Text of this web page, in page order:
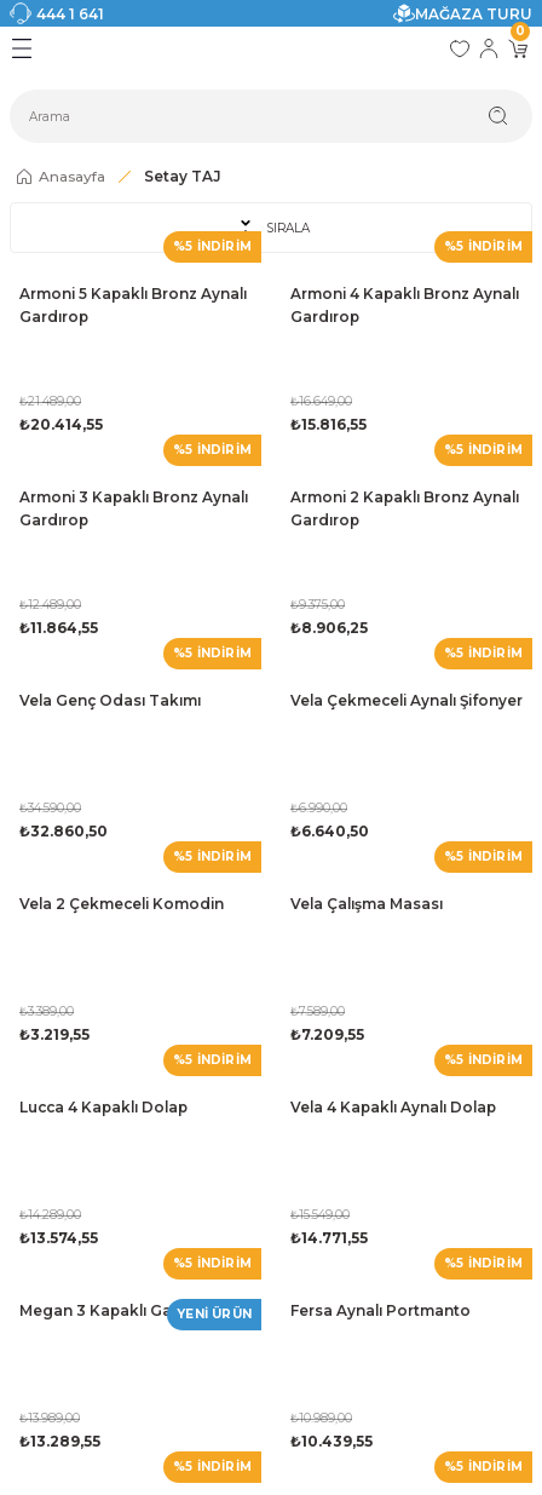
444 1 641
MAĞAZA TURU
Geri Dön
Geri Dön
Geri Dön
Geri Dön
Geri Dön
Geri Dön 0
Anasayfa Setay TAJ
SIRALA
%5 İNDİRİM
Armoni 5 Kapaklı Bronz Aynalı
Gardırop
₺21.489,00
₺20.414,55
%5 İNDİRİM
Armoni 4 Kapaklı Bronz Aynalı
Gardırop
₺16.649,00
₺15.816,55
%5 İNDİRİM
Armoni 3 Kapaklı Bronz Aynalı
Gardırop
₺12.489,00
₺11.864,55
%5 İNDİRİM
Armoni 2 Kapaklı Bronz Aynalı
Gardırop
₺9.375,00
₺8.906,25
%5 İNDİRİM
Vela Genç Odası Takımı
₺34.590,00
₺32.860,50
%5 İNDİRİM
Vela Çekmeceli Aynalı Şifonyer
₺6.990,00
₺6.640,50
%5 İNDİRİM
Vela 2 Çekmeceli Komodin
₺3.389,00
₺3.219,55
%5 İNDİRİM
Vela Çalışma Masası
₺7.589,00
₺7.209,55
%5 İNDİRİM
Lucca 4 Kapaklı Dolap
₺14.289,00
₺13.574,55
%5 İNDİRİM
Vela 4 Kapaklı Aynalı Dolap
₺15.549,00
₺14.771,55
YENİ ÜRÜN
%5 İNDİRİM
Megan 3 Kapaklı Gardırop
₺13.989,00
₺13.289,55
%5 İNDİRİM
Fersa Aynalı Portmanto
₺10.989,00
₺10.439,55
%5 İNDİRİM %5 İNDİRİM